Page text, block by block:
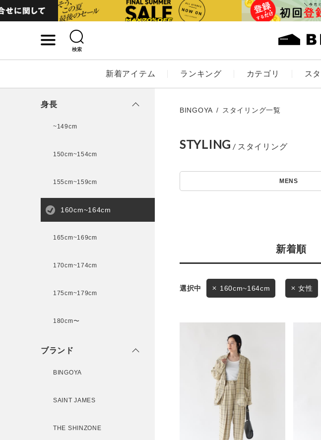
検索
新着アイテム ランキング カテゴリ ス
注文履歴
カテ
ブ
履
お
お
ご
ギ
お
キーワード
LADIES KIDS
この条
身長
~149cm
150cm~154cm
155cm~159cm
160cm~164cm
165cm~169cm
170cm~174cm
175cm~179cm
180cm〜
ブランド
BINGOYA
SAINT JAMES
THE SHINZONE
BINGOYA スタイリング一覧
STYLING
MENS
新着順
160cm~164cm 女性